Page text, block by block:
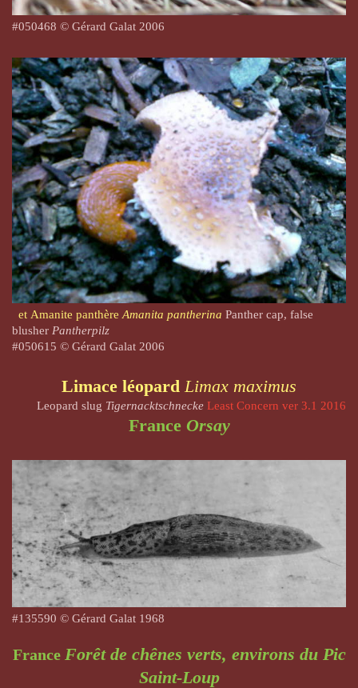
#050468 © Gérard Galat 2006
et Amanite panthère Amanita pantherina Panther cap, false
blusher Pantherpilz
#050615 © Gérard Galat 2006
Limace léopard Limax maximus
Leopard slug Tigernacktschnecke Least Concern ver 3.1 2016
France Orsay
#135590 © Gérard Galat 1968
France Forêt de chênes verts, environs du Pic
Saint-Loup